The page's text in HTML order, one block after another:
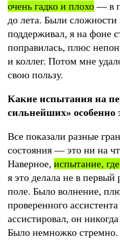
очень гадко и плохо— в
до лета. Были
поддерживал, я на фоне
поправилась, плюс
и коллег. Потом мне
свою пользу.
Какие испытания на
сильнейших» особенно
Все показали разные
состояния — это ни на
Наверное, испытание,
я это делала не в
поле. Было волнение,
проверенного
ассистировал, он
Было немножко стремно.